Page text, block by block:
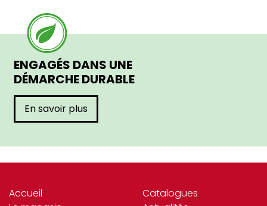
ENGAGÉS DANS UNE
DÉMARCHE DURABLE
En savoir plus
Accueil
Catalogues